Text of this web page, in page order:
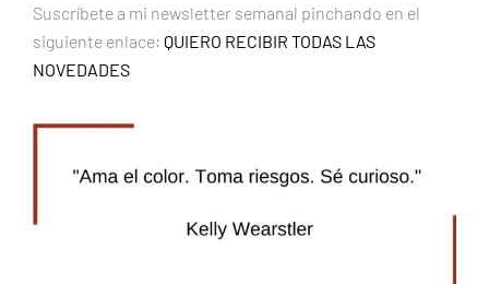
Suscríbete a mi newsletter semanal pinchando en el
siguiente enlace: QUIERO RECIBIR TODAS LAS
NOVEDADES